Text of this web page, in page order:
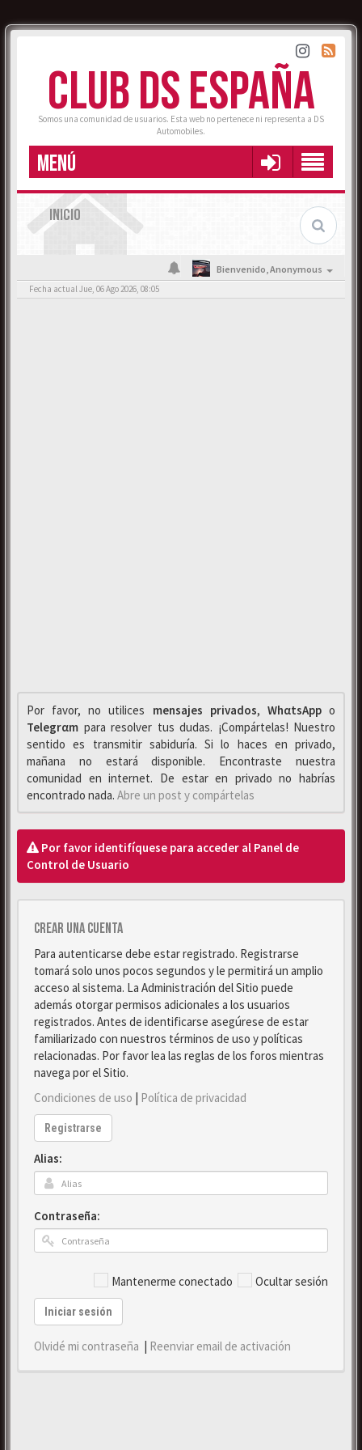
CLUB DS ESPAÑA
Somos una comunidad de usuarios. Esta web no pertenece ni representa a DS
Automobiles.
MENÚ
INICIO
Bienvenido,Anonymous
Fecha actual Jue, 06 Ago 2026, 08:05
Por favor, no utilices mensajes privados, WhαtsAppo
Telegrαm para resolver tus dudas. ¡Compártelas! Nuestro
sentido es transmitir sabiduría. Si lo haces en privado,
mañana no estará disponible. Encontraste nuestra
comunidad en internet. De estar en privado no habrías
encontrado nada. Abre un post y compártelas
Por favor identifíquese para acceder al Panel de
Control de Usuario
Crear una cuenta
Para autenticarse debe estar registrado. Registrarse
tomará solo unos pocos segundos y le permitirá un amplio
acceso al sistema. La Administración del Sitio puede
además otorgar permisos adicionales a los usuarios
registrados. Antes de identificarse asegúrese de estar
familiarizado con nuestros términos de uso y políticas
relacionadas. Por favor lea las reglas de los foros mientras
navega por el Sitio.
Condiciones de uso | Política de privacidad
Registrarse
Alias:
Contraseña:
Mantenerme conectado Ocultar sesión
Iniciar sesión
Olvidé mi contraseña | Reenviar email de activación